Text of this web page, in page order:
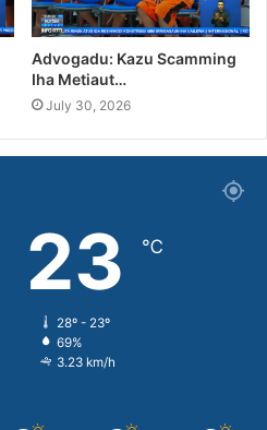
Advogadu: Kazu Scamming
Iha Metiaut…
July 30, 2026
23 ℃
28º - 23º
69%
3.23 km/h